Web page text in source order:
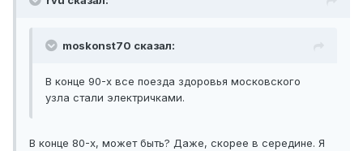
moskonst70 сказал:
В конце 90-х все поезда здоровья московского
узла стали электричками.
В конце 80-х, может быть? Даже, скорее в середине. Я